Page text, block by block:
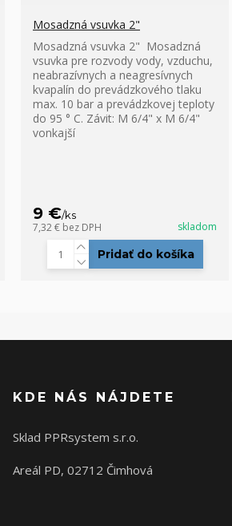
Mosadzná vsuvka 2"
Mosadzná vsuvka 2" Mosadzná
vsuvka pre rozvody vody, vzduchu,
neabrazívnych a neagresívnych
kvapalín do prevádzkového tlaku
max. 10 bar a prevádzkovej teploty
do 95 ° C. Závit: M 6/4" x M 6/4"
vonkajší
9 €/ks
7,32 € bez DPH skladom
Pridať do košíka
KDE NÁS NÁJDETE
Sklad PPRsystem s.r.o.
Areál PD, 02712 Čimhová